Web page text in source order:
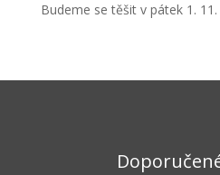
Budeme se těšit v pátek 1. 11.